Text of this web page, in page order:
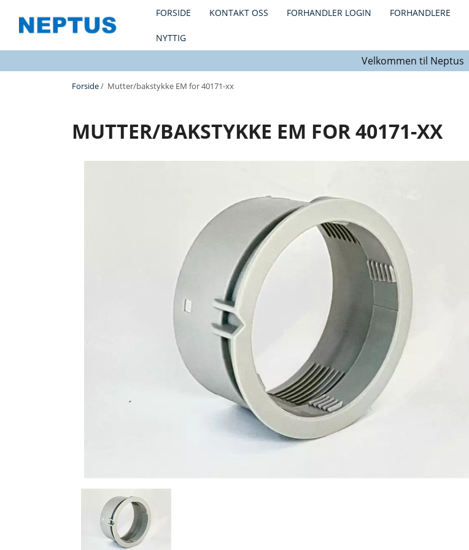
FORSIDE KONTAKT OSS FORHANDLER LOGIN FORHANDLERE
NYTTIG
Velkommen til Neptus
Forside/ Mutter/bakstykke EM for 40171-xx
MUTTER/BAKSTYKKE EM FOR 40171-XX